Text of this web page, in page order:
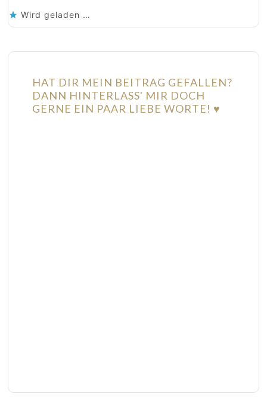
Wird geladen …
HAT DIR MEIN BEITRAG GEFALLEN?
DANN HINTERLASS' MIR DOCH
GERNE EIN PAAR LIEBE WORTE! ♥